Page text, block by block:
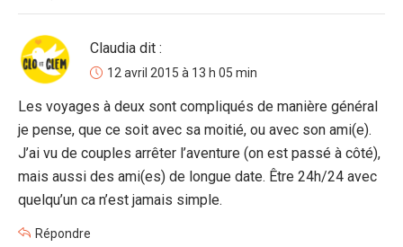
Claudia dit :
12 avril 2015 à 13 h 05 min
Les voyages à deux sont compliqués de manière général
je pense, que ce soit avec sa moitié, ou avec son ami(e).
J’ai vu de couples arrêter l’aventure (on est passé à côté),
mais aussi des ami(es) de longue date. Être 24h/24 avec
quelqu’un ca n’est jamais simple.
Répondre